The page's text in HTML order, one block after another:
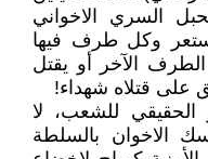
السري الاخواني
تستعر وكل طرف فيها
الآخر أو يقتل
على قتلاه شهداء!
الحقيقي للشعب، لا
الاخوان بالسلطة